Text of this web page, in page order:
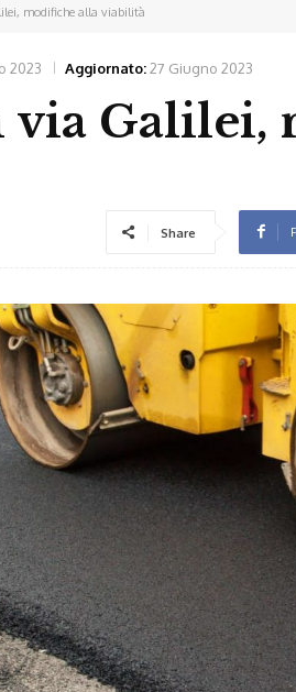
modifiche alla viabilità
2023 Aggiornato:27 Giugno 2023
Galilei,
Share